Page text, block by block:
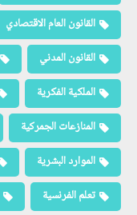
القانون العام الاقتصادي
القانون المدني
الملكية الفكرية
المنازعات الجمركية
الموارد البشرية
تعلم الفرنسية